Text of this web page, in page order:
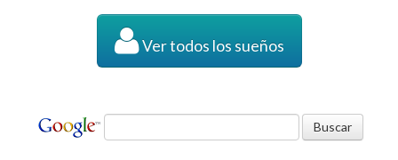
Ver todos los sueños